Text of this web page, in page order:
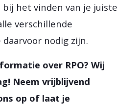
het vinden van je juiste
verschillende
nodig zijn.
over RPO? Wij
Neem vrijblijvend
op of laat je